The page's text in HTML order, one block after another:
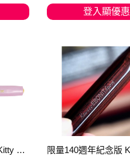
登入顯優惠
德國KAWECO x Hello Kitty 珍珠粉透明鋼筆 金尖 F